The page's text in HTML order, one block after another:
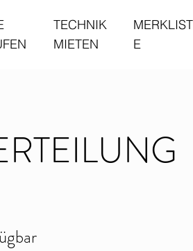
TECHNIK
MIETEN
MERKLIST
E